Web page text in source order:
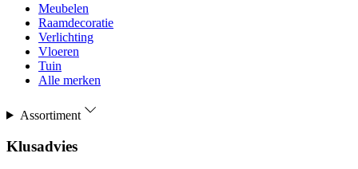
Meubelen
Raamdecoratie
Verlichting
Vloeren
Tuin
Alle merken
Assortiment
Klusadvies